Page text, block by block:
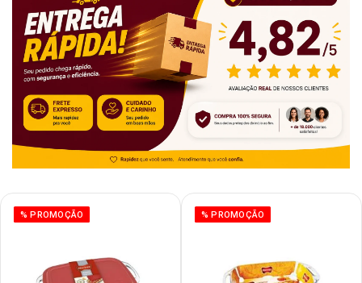
% PROMOÇÃO % PROMOÇÃO